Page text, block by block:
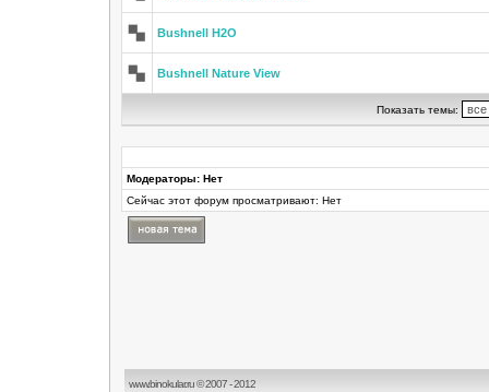
Bushnell H2O
Bushnell Nature View
Показать темы:
Модераторы: Нет
Сейчас этот форум просматривают: Нет
www.binokular.ru © 2007 - 2012